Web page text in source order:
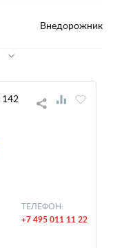
Внедорожник
142
ТЕЛЕФОН:
+7 495 011 11 22